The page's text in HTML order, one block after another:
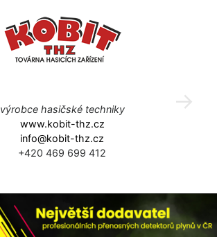
výrobce hasičské techniky
www.kobit-thz.cz
info@kobit-thz.cz
+420 469 699 412